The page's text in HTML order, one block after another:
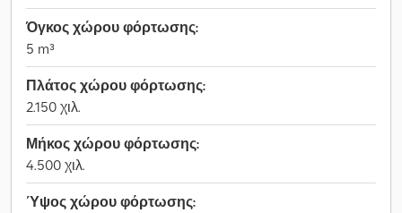
Όγκος χώρου φόρτωσης:
5 m³
Πλάτος χώρου φόρτωσης:
2.150 χιλ.
Μήκος χώρου φόρτωσης:
4.500 χιλ.
Ύψος χώρου φόρτωσης: